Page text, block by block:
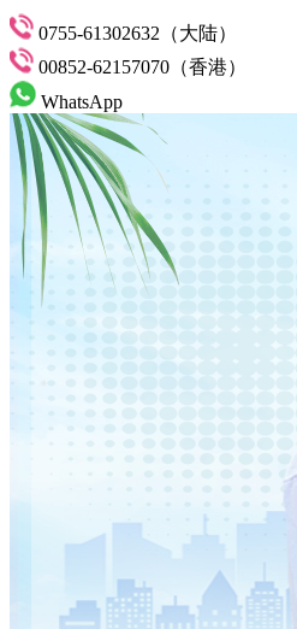
0755-61302632（大陆）
00852-62157070（香港）
WhatsApp